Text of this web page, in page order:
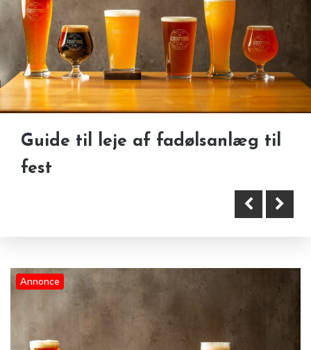
Guide til leje af fadølsanlæg til
fest
Derfor er lokal skrotservice en
fordel i Skanderborg, Horsens
Annonce